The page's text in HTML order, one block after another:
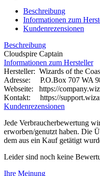
Beschreibung
Informationen zum
Kundenrezensionen
Beschreibung
Cloudspire Captain
Informationen zum Hersteller
Hersteller: Wizards of the
Adresse: P.O.Box 707 WA
Webseite:
https://
Kontakt: https://
Kundenrezensionen
Jede Verbraucherbewertung
erworben/genutzt haben. Die
dem aus ein Kauf getätigt
Leider sind noch keine
Ihre Meinung